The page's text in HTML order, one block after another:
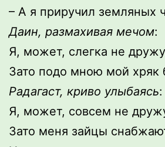
– А я приручил земляных
Даин, размахивая мечом:
Я, может, слегка не
Зато подо мною мой хряк
Радагаст, криво улыбаясь:
Я, может, совсем не
Зато меня зайцы